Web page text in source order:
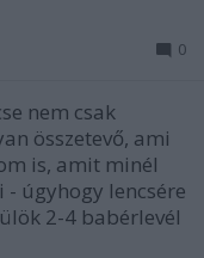
0
nem csak
összetevő, ami
is, amit minél
úgyhogy lencsére
2-4 babérlevél